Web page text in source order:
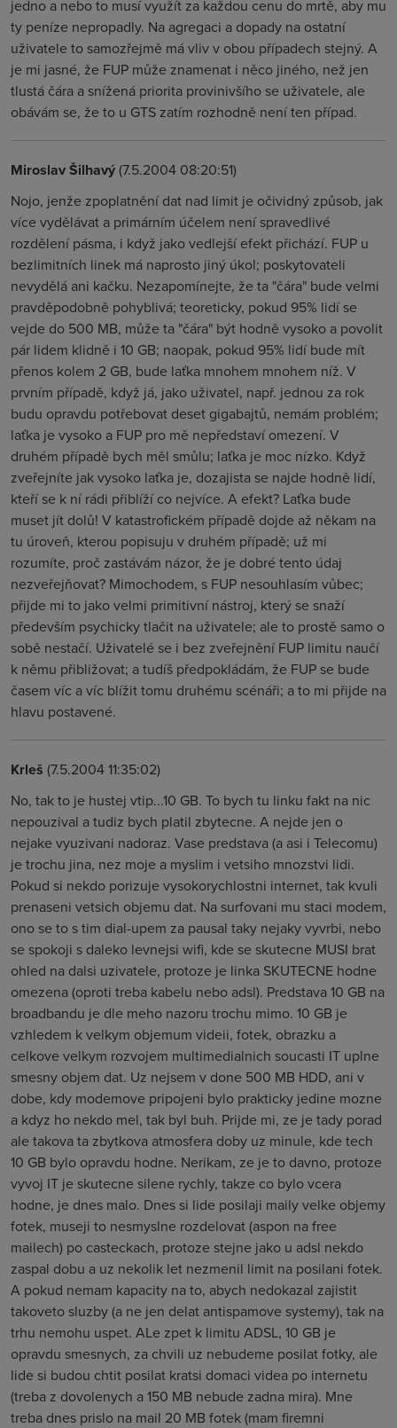
jedno a nebo to musí využít za každou cenu do mrtě, aby mu
ty peníze nepropadly. Na agregaci a dopady na ostatní
uživatele to samozřejmě má vliv v obou případech stejný. A
je mi jasné, že FUP může znamenat i něco jiného, než jen
tlustá čára a snížená priorita provinivšího se uživatele, ale
obávám se, že to u GTS zatím rozhodně není ten případ.
Miroslav Šilhavý(7.5.2004 08:20:51)
Nojo, jenže zpoplatnění dat nad limit je očividný způsob, jak
více vydělávat a primárním účelem není spravedlivé
rozdělení pásma, i když jako vedlejší efekt přichází. FUP u
bezlimitních linek má naprosto jiný úkol; poskytovateli
nevydělá ani kačku. Nezapomínejte, že ta "čára" bude velmi
pravděpodobně pohyblivá; teoreticky, pokud 95% lidí se
vejde do 500 MB, může ta "čára" být hodně vysoko a povolit
pár lidem klidně i 10 GB; naopak, pokud 95% lidí bude mít
přenos kolem 2 GB, bude laťka mnohem mnohem níž. V
prvním případě, když já, jako uživatel, např. jednou za rok
budu opravdu potřebovat deset gigabajtů, nemám problém;
laťka je vysoko a FUP pro mě nepředstaví omezení. V
druhém případě bych měl smůlu; laťka je moc nízko. Když
zveřejníte jak vysoko laťka je, dozajista se najde hodně lidí,
kteří se k ní rádi přiblíží co nejvíce. A efekt? Laťka bude
muset jít dolů! V katastrofickém případě dojde až někam na
tu úroveň, kterou popisuju v druhém případě; už mi
rozumíte, proč zastávám názor, že je dobré tento údaj
nezveřejňovat? Mimochodem, s FUP nesouhlasím vůbec;
přijde mi to jako velmi primitivní nástroj, který se snaží
především psychicky tlačit na uživatele; ale to prostě samo o
sobě nestačí. Uživatelé se i bez zveřejnění FUP limitu naučí
k němu přibližovat; a tudíš předpokládám, že FUP se bude
časem víc a víc blížit tomu druhému scénáři; a to mi přijde na
hlavu postavené.
Krleš (7.5.2004 11:35:02)
No, tak to je hustej vtip...10 GB. To bych tu linku fakt na nic
nepouzival a tudiz bych platil zbytecne. A nejde jen o
nejake vyuzivani nadoraz. Vase predstava (a asi i Telecomu)
je trochu jina, nez moje a myslim i vetsiho mnozstvi lidi.
Pokud si nekdo porizuje vysokorychlostni internet, tak kvuli
prenaseni vetsich objemu dat. Na surfovani mu staci modem,
ono se to s tim dial-upem za pausal taky nejaky vyvrbi, nebo
se spokoji s daleko levnejsi wifi, kde se skutecne MUSI brat
ohled na dalsi uzivatele, protoze je linka SKUTECNE hodne
omezena (oproti treba kabelu nebo adsl). Predstava 10 GB na
broadbandu je dle meho nazoru trochu mimo. 10 GB je
vzhledem k velkym objemum videii, fotek, obrazku a
celkove velkym rozvojem multimedialnich soucasti IT uplne
smesny objem dat. Uz nejsem v done 500 MB HDD, ani v
dobe, kdy modemove pripojeni bylo prakticky jedine mozne
a kdyz ho nekdo mel, tak byl buh. Prijde mi, ze je tady porad
ale takova ta zbytkova atmosfera doby uz minule, kde tech
10 GB bylo opravdu hodne. Nerikam, ze je to davno, protoze
vyvoj IT je skutecne silene rychly, takze co bylo vcera
hodne, je dnes malo. Dnes si lide posilaji maily velke objemy
fotek, museji to nesmyslne rozdelovat (aspon na free
mailech) po casteckach, protoze stejne jako u adsl nekdo
zaspal dobu a uz nekolik let nezmenil limit na posilani fotek.
A pokud nemam kapacity na to, abych nedokazal zajistit
takoveto sluzby (a ne jen delat antispamove systemy), tak na
trhu nemohu uspet. ALe zpet k limitu ADSL, 10 GB je
opravdu smesnych, za chvili uz nebudeme posilat fotky, ale
lide si budou chtit posilat kratsi domaci videa po internetu
(treba z dovolenych a 150 MB nebude zadna mira). Mne
treba dnes prislo na mail 20 MB fotek (mam firemni